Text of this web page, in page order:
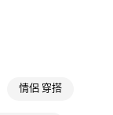
情侶 穿搭